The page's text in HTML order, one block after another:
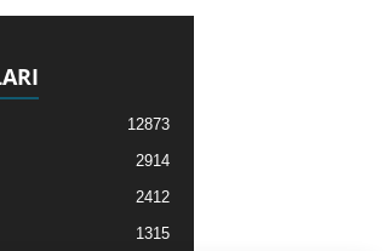
12873
2914
2412
1315